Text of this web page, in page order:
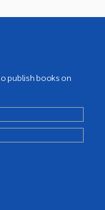
publish books on